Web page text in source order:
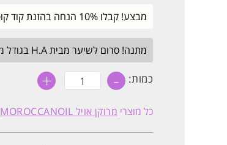
מבצע! קבלו 10% הנחה בהזנת קוד קופון SALE. עד חצות.
מתנה! סרום לשיער מבית H.A בגודל מלא. בכל הזמנה מעל 349₪. עד חצות.
כמות: - כמות
של
שמפו
ומרכך
לבלונד
+
כל מוצרי מרוקן אויל MOROCCANOIL